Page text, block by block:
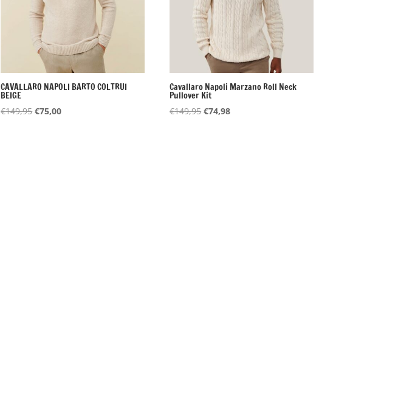
CAVALLARO NAPOLI BARTO COLTRUI
BEIGE
€149,95Oorspronkelijke
€75,00Huidige
Cavallaro Napoli Marzano Roll Neck
Pullover Kit
€149,95 Oorspronkelijke
€74,98Huidige